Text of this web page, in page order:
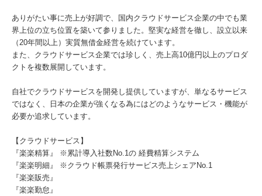
ありがたい事に売上が好調で、国内クラウドサービス企業の中でも業
界上位の立ち位置を築いて参りました。堅実な経営を徹し、設立以来
（20年間以上）実質無借金経営を続けています。
また、クラウドサービス企業では珍しく、売上高10億円以上のプロダ
クトを複数展開しています。
自社でクラウドサービスを開発し提供していますが、単なるサービス
ではなく、日本の企業が強くなる為にはどのようなサービス・機能が
必要か追求しています。
【クラウドサービス】
『楽楽精算』 ※累計導入社数No.1の 経費精算システム
『楽楽明細』 ※クラウド帳票発行サービス売上シェアNo.1
『楽楽販売』
『楽楽勤怠』